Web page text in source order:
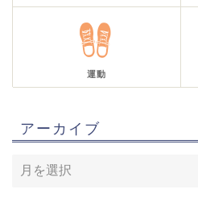
運動
アーカイブ